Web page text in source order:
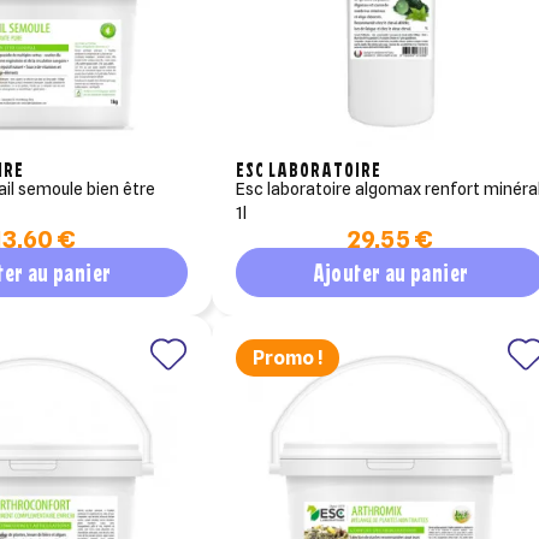
€
au panier
ESC LABORATOIRE
esc laboratoire algomax renfort minéral
1l
29,55 €
Ajouter au panier
Promo !